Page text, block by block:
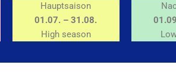
Hauptsaison
01.07. – 31.08.
High season